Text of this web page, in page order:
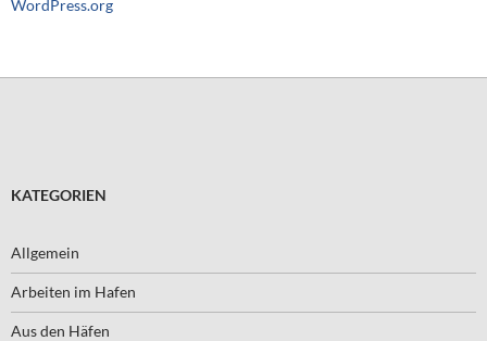
WordPress.org
KATEGORIEN
Allgemein
Arbeiten im Hafen
Aus den Häfen